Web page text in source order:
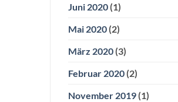
Juni 2020(1)
Mai 2020(2)
März 2020(3)
Februar 2020(2)
November 2019(1)